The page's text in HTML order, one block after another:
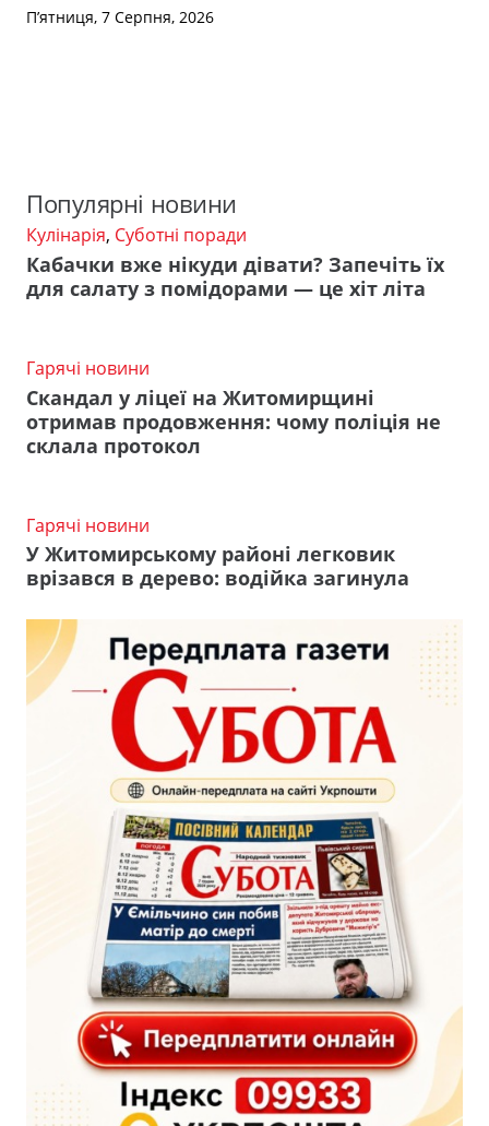
П’ятниця, 7 Серпня, 2026
Популярні новини
Кулінарія, Суботні поради
Кабачки вже нікуди дівати? Запечіть їх
для салату з помідорами — це хіт літа
Гарячі новини
Скандал у ліцеї на Житомирщині
отримав продовження: чому поліція не
склала протокол
Гарячі новини
У Житомирському районі легковик
врізався в дерево: водійка загинула